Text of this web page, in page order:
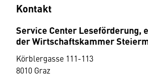
Kontakt
Service Center Leseförderung,
der Wirtschaftskammer
Körblergasse 111-113
8010 Graz